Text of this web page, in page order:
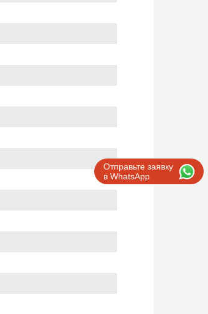
Отправьте заявку
в WhatsApp